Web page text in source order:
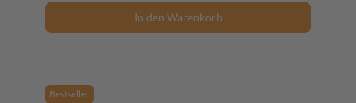
In den Warenkorb
Bestseller